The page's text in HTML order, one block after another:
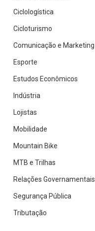
Ciclologística
Cicloturismo
Comunicação e Marketing
Esporte
Estudos Econômicos
Indústria
Lojistas
Mobilidade
Mountain Bike
MTB e Trilhas
Relações Governamentais
Segurança Pública
Tributação